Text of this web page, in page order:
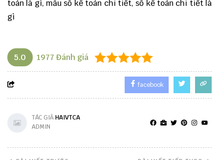
toán là gì, mẫu sổ kế toán chi tiết, sổ kế toán chi tiết là
gì
5.0 1977 Đánh giá
facebook
TÁC GIẢHAIVTCA
ADMIN